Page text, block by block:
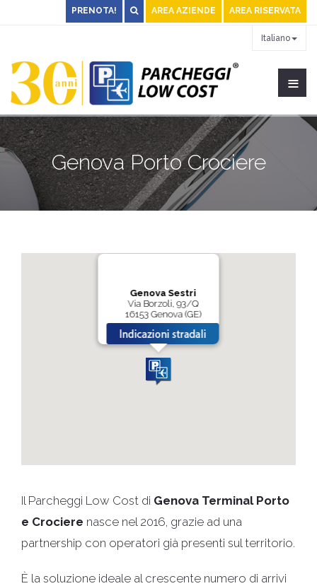
PRENOTA! AREA AZIENDE AREA RISERVATA
Italiano
≡
Genova Porto Crociere
Genova Sestri
Via Borzoli, 93/Q
16153 Genova (GE)
Il Parcheggi Low Cost di Genova Terminal Porto
e Crociere nasce nel 2016, grazie ad una
partnership con operatori già presenti sul territorio.
È la soluzione ideale al crescente numero di arrivi